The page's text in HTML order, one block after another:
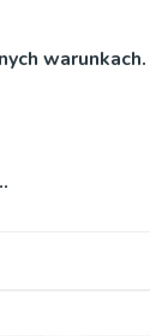
warunkach.